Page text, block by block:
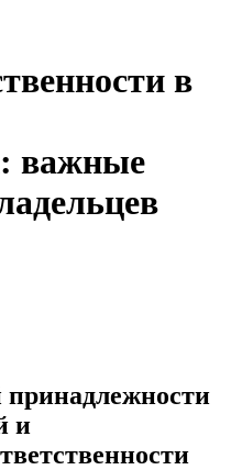
в
важные
принадлежности
и